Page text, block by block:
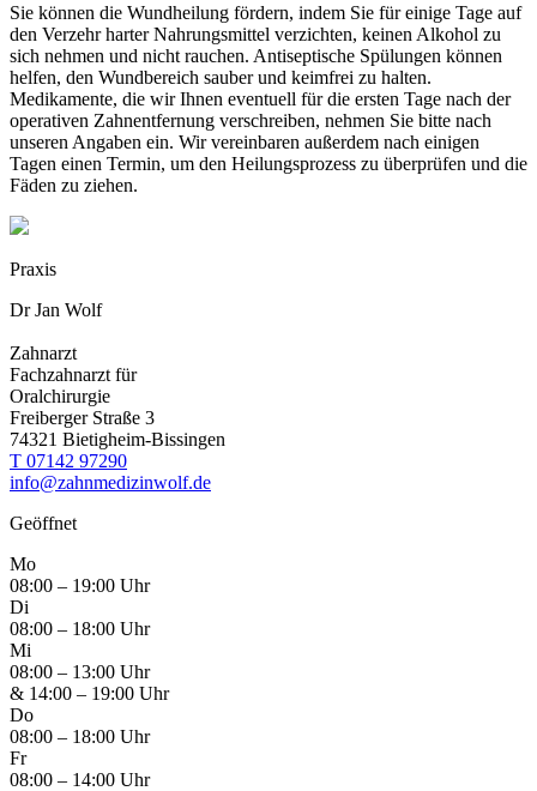
Sie können die Wundheilung fördern, indem Sie für einige Tage auf
den Verzehr harter Nahrungsmittel verzichten, keinen Alkohol zu
sich nehmen und nicht rauchen. Antiseptische Spülungen können
helfen, den Wundbereich sauber und keimfrei zu halten.
Medikamente, die wir Ihnen eventuell für die ersten Tage nach der
operativen Zahnentfernung verschreiben, nehmen Sie bitte nach
unseren Angaben ein. Wir vereinbaren außerdem nach einigen
Tagen einen Termin, um den Heilungsprozess zu überprüfen und die
Fäden zu ziehen.
Praxis
Dr Jan Wolf
Zahnarzt
Fachzahnarzt für
Oralchirurgie
Freiberger Straße 3
74321 Bietigheim-Bissingen
T 07142 97290
info@zahnmedizinwolf.de
Geöffnet
Mo
08:00 – 19:00 Uhr
Di
08:00 – 18:00 Uhr
Mi
08:00 – 13:00 Uhr
& 14:00 – 19:00 Uhr
Do
08:00 – 18:00 Uhr
Fr
08:00 – 14:00 Uhr